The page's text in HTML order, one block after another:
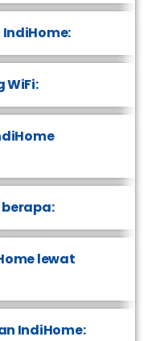
WiFi:
lewat
IndiHome: